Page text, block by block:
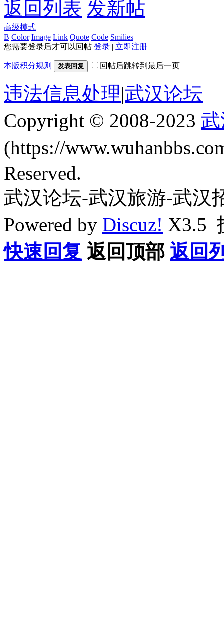
返回列表 发新帖
高级模式
B Color Image Link Quote Code Smilies
您需要登录后才可以回帖 登录 | 立即注册
本版积分规则 发表回复 回帖后跳转到最后一页
违法信息处理|武汉论坛
Copyright © 2008-2023
(https://
Reserved.
武汉论坛-武汉旅游-武汉
Powered by Discuz! X3.5
快速回复 返回顶部 返回